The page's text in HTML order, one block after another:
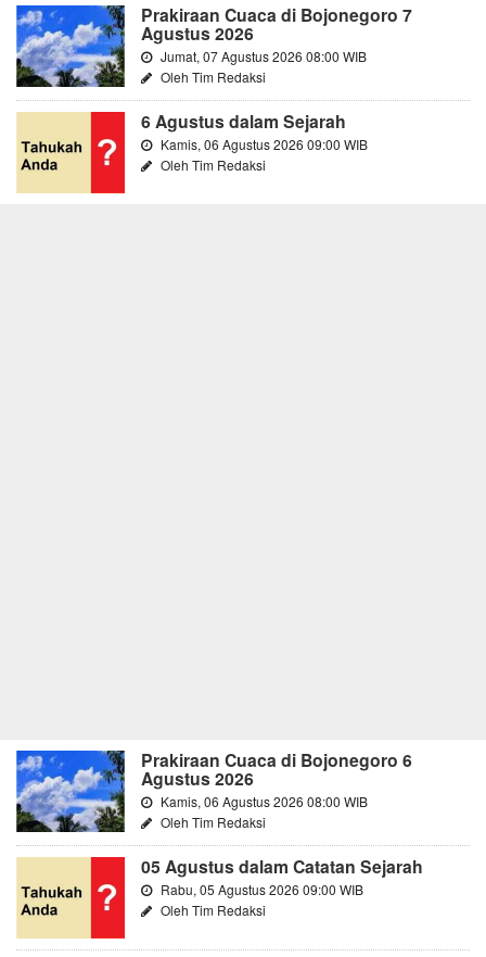
Prakiraan Cuaca di Bojonegoro 7
Agustus 2026
Jumat, 07 Agustus 2026 08:00 WIB
Oleh Tim Redaksi
6 Agustus dalam Sejarah
Kamis, 06 Agustus 2026 09:00 WIB
Oleh Tim Redaksi
Prakiraan Cuaca di Bojonegoro 6
Agustus 2026
Kamis, 06 Agustus 2026 08:00 WIB
Oleh Tim Redaksi
05 Agustus dalam Catatan Sejarah
Rabu, 05 Agustus 2026 09:00 WIB
Oleh Tim Redaksi